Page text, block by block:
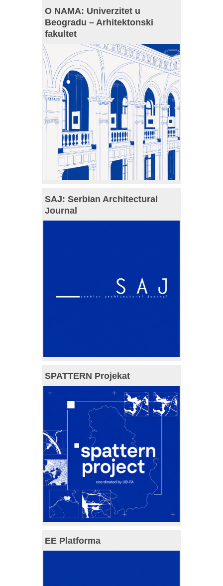
O NAMA: Univerzitet u
Beogradu – Arhitektonski
fakultet
SAJ: Serbian Architectural
Journal
SPATTERN Projekat
EE Platforma